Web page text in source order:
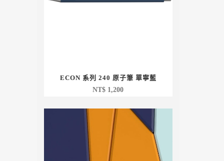
ECON 系列 240 原子筆 單寧藍
NT$ 1,200